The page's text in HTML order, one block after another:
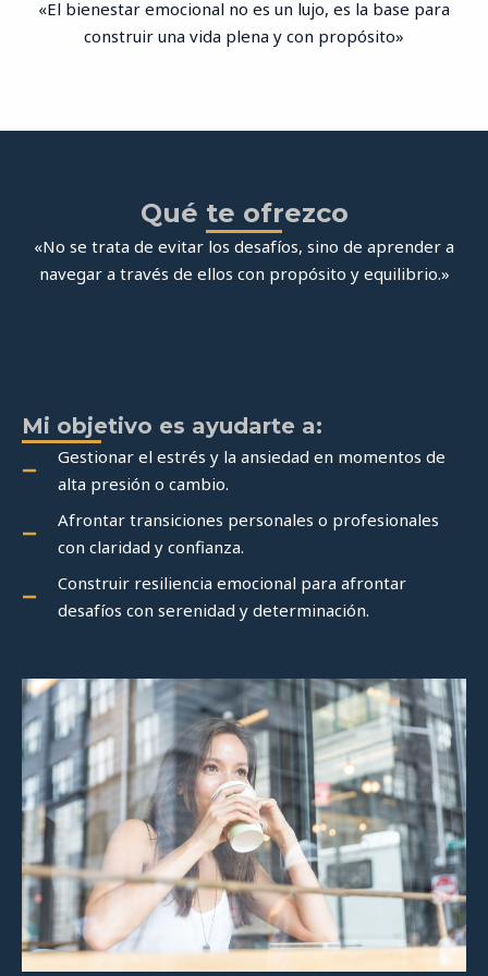
«El bienestar emocional no es un lujo, es la base para
construir una vida plena y con propósito»
Qué te ofrezco
«No se trata de evitar los desafíos, sino de aprender a
navegar a través de ellos con propósito y equilibrio.»
Mi objetivo es ayudarte a:
Gestionar el estrés y la ansiedad en momentos de
alta presión o cambio.
Afrontar transiciones personales o profesionales
con claridad y confianza.
Construir resiliencia emocional para afrontar
desafíos con serenidad y determinación.